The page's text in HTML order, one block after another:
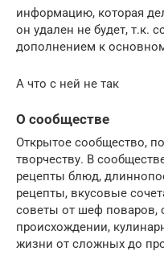
информацию, которая
он удален не будет, т.к.
дополнением к
А что с ней не так
О сообществе
Открытое сообщество,
творчеству. В
рецепты блюд,
рецепты, вкусовые
советы от шеф поваров,
происхождении,
жизни от сложных до